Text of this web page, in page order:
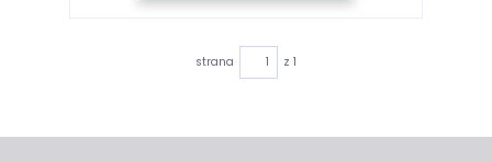
strana z 1